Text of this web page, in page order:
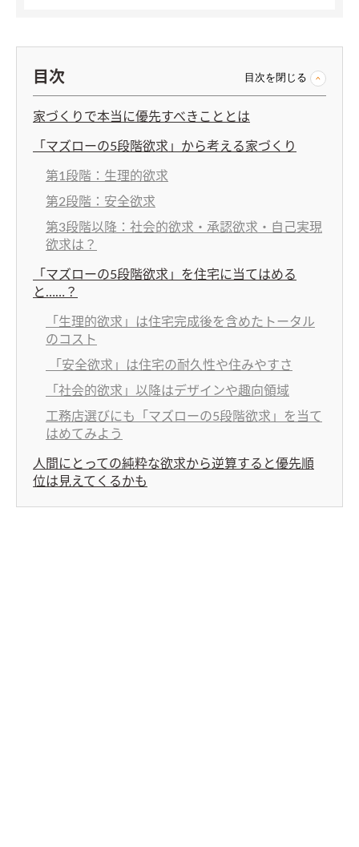
目次 目次を閉じる
家づくりで本当に優先すべきこととは
「マズローの5段階欲求」から考える家づくり
第1段階：生理的欲求
第2段階：安全欲求
第3段階以降：社会的欲求・承認欲求・自己実現
欲求は？
「マズローの5段階欲求」を住宅に当てはめる
と……？
「生理的欲求」は住宅完成後を含めたトータル
のコスト
「安全欲求」は住宅の耐久性や住みやすさ
「社会的欲求」以降はデザインや趣向領域
工務店選びにも「マズローの5段階欲求」を当て
はめてみよう
人間にとっての純粋な欲求から逆算すると優先順
位は見えてくるかも